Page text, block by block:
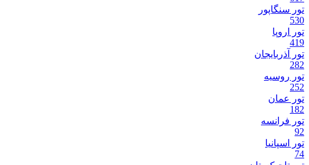
تور سنگاپور
530
تور اروپا
419
تور آذربایجان
282
تور روسیه
252
تور عمان
182
تور فرانسه
92
تور اسپانیا
74